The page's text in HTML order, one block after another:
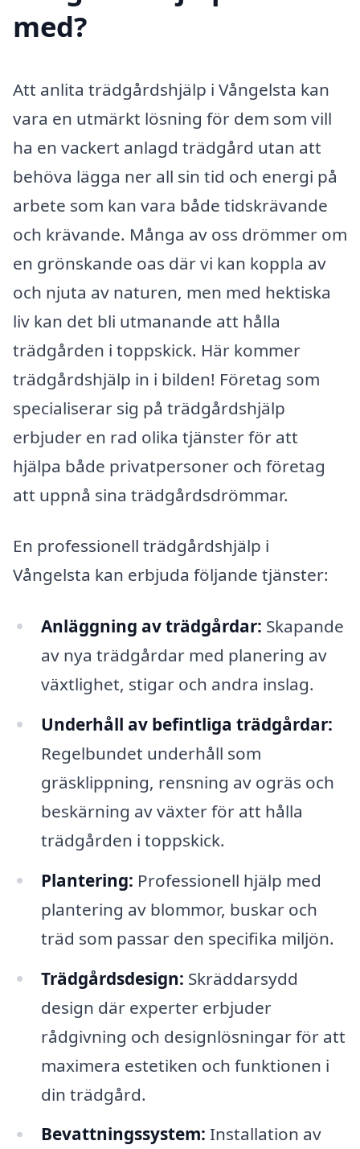
med?
Att anlita trädgårdshjälp i Vångelsta kan
vara en utmärkt lösning för dem som vill
ha en vackert anlagd trädgård utan att
behöva lägga ner all sin tid och energi på
arbete som kan vara både tidskrävande
och krävande. Många av oss drömmer om
en grönskande oas där vi kan koppla av
och njuta av naturen, men med hektiska
liv kan det bli utmanande att hålla
trädgården i toppskick. Här kommer
trädgårdshjälp in i bilden! Företag som
specialiserar sig på trädgårdshjälp
erbjuder en rad olika tjänster för att
hjälpa både privatpersoner och företag
att uppnå sina trädgårdsdrömmar.
En professionell trädgårdshjälp i
Vångelsta kan erbjuda följande tjänster:
Anläggning av trädgårdar: Skapande
av nya trädgårdar med planering av
växtlighet, stigar och andra inslag.
Underhåll av befintliga trädgårdar:
Regelbundet underhåll som
gräsklippning, rensning av ogräs och
beskärning av växter för att hålla
trädgården i toppskick.
Plantering: Professionell hjälp med
plantering av blommor, buskar och
träd som passar den specifika miljön.
Trädgårdsdesign: Skräddarsydd
design där experter erbjuder
rådgivning och designlösningar för att
maximera estetiken och funktionen i
din trädgård.
Bevattningssystem: Installation av